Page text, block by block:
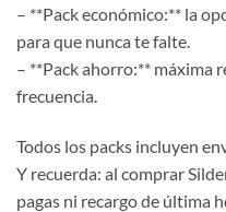
– **Pack económico:** la
para que nunca te falte.
– **Pack ahorro:** máxima
frecuencia.
Todos los packs incluyen
Y recuerda: al comprar
pagas ni recargo de última